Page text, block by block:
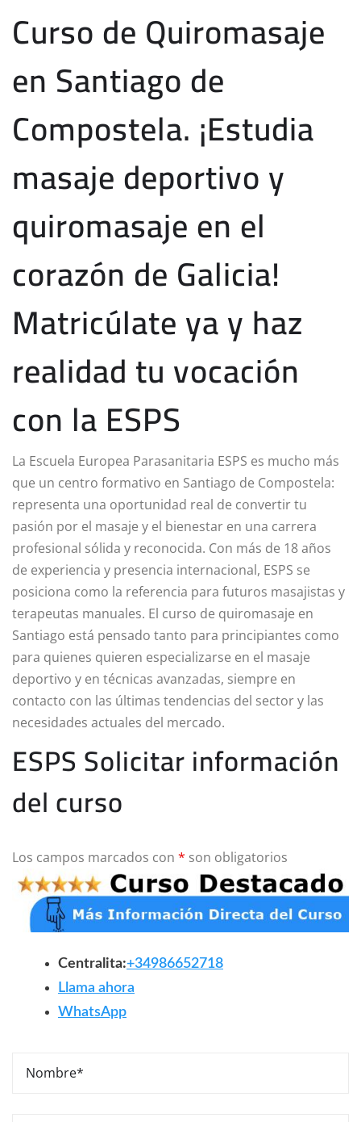
Curso de Quiromasaje
en Santiago de
Compostela. ¡Estudia
masaje deportivo y
quiromasaje en el
corazón de Galicia!
Matricúlate ya y haz
realidad tu vocación
con la ESPS
La Escuela Europea Parasanitaria ESPS es mucho más
que un centro formativo en Santiago de Compostela:
representa una oportunidad real de convertir tu
pasión por el masaje y el bienestar en una carrera
profesional sólida y reconocida. Con más de 18 años
de experiencia y presencia internacional, ESPS se
posiciona como la referencia para futuros masajistas y
terapeutas manuales. El curso de quiromasaje en
Santiago está pensado tanto para principiantes como
para quienes quieren especializarse en el masaje
deportivo y en técnicas avanzadas, siempre en
contacto con las últimas tendencias del sector y las
necesidades actuales del mercado.
ESPS Solicitar información
del curso
Los campos marcados con * son obligatorios
Centralita:+34986652718
Llama ahora
WhatsApp